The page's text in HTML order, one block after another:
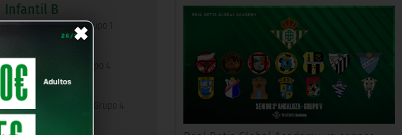
×
Infantil B
1ª Andaluza Infantil Grupo 1
3ª Andaluza Alevín Grupo 4
Benjamín D
3ª Andaluza Benjamin Grupo 4